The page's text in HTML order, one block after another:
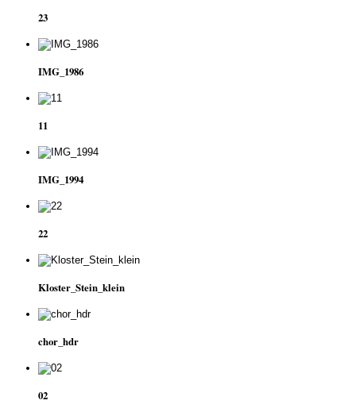
23
IMG_1986
11
IMG_1994
22
Kloster_Stein_klein
chor_hdr
02